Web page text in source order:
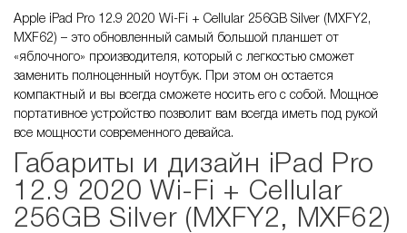
Apple iPad Pro 12.9 2020 Wi-Fi + Cellular 256GB Silver (MXFY2,
MXF62) – это обновленный самый большой планшет от
«яблочного» производителя, который с легкостью сможет
заменить полноценный ноутбук. При этом он остается
компактный и вы всегда сможете носить его с собой. Мощное
портативное устройство позволит вам всегда иметь под рукой
все мощности современного девайса.
Габариты и дизайн iPad Pro
12.9 2020 Wi-Fi + Cellular
256GB Silver (MXFY2, MXF62)